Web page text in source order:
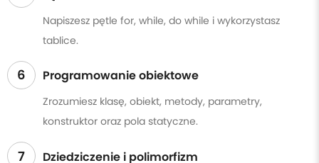
Napiszesz pętle for, while, do while i wykorzystasz
tablice.
6 Programowanie obiektowe
Zrozumiesz klasę, obiekt, metody, parametry,
konstruktor oraz pola statyczne.
7 Dziedziczenie i polimorfizm